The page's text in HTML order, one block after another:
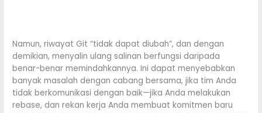
Namun, riwayat Git “tidak dapat diubah”, dan dengan
demikian, menyalin ulang salinan berfungsi daripada
benar-benar memindahkannya. Ini dapat menyebabkan
banyak masalah dengan cabang bersama, jika tim Anda
tidak berkomunikasi dengan baik—jika Anda melakukan
rebase, dan rekan kerja Anda membuat komitmen baru